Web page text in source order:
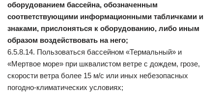
оборудованием бассейна, обозначенным
соответствующими информационными табличками и
знаками, прислоняться к оборудованию, либо иным
образом воздействовать на него;
6.5.8.14. Пользоваться бассейном «Термальный» и
«Мертвое море» при шквалистом ветре с дождем, грозе,
скорости ветра более 15 м/с или иных небезопасных
погодно-климатических условиях;